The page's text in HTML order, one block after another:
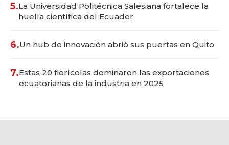
5.La Universidad Politécnica Salesiana fortalece la
huella científica del Ecuador
6.Un hub de innovación abrió sus puertas en Quito
7.Estas 20 florícolas dominaron las exportaciones
ecuatorianas de la industria en 2025